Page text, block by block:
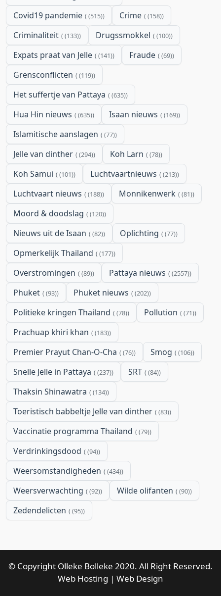
Covid19 pandemie (515) Crime (158)
Criminaliteit (133) Drugssmokkel (100)
Expats praat van Jelle (141) Fraude (69)
Grensconflicten (119)
Het suffertje van Pattaya (635)
Hua Hin nieuws (635) Isaan nieuws (169)
Islamitische aanslagen (77)
Jelle van dinther (294) Koh Larn (78)
Koh Samui (101) Luchtvaartnieuws (213)
Luchtvaart nieuws (188) Monnikenwerk (81)
Moord & doodslag (120)
Nieuws uit de Isaan (82) Oplichting (77)
Opmerkelijk Thailand (177)
Overstromingen (89) Pattaya nieuws (2557)
Phuket (93) Phuket nieuws (202)
Politieke kringen Thailand (78) Pollution (71)
Prachuap khiri khan (183)
Premier Prayut Chan-O-Cha (76) Smog (106)
Snelle Jelle in Pattaya (237) SRT (84)
Thaksin Shinawatra (134)
Toeristisch babbeltje Jelle van dinther (83)
Vaccinatie programma Thailand (79)
Verdrinkingsdood (94)
Weersomstandigheden (434)
Weersverwachting (92) Wilde olifanten (90)
Zedendelicten (95)
© Copyright Olleke Bolleke 2020. All Right Reserved.
Web Hosting | Web Design